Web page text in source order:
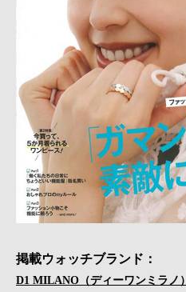
掲載ウォッチブランド：
D1 MILANO（ディーワンミラノ）